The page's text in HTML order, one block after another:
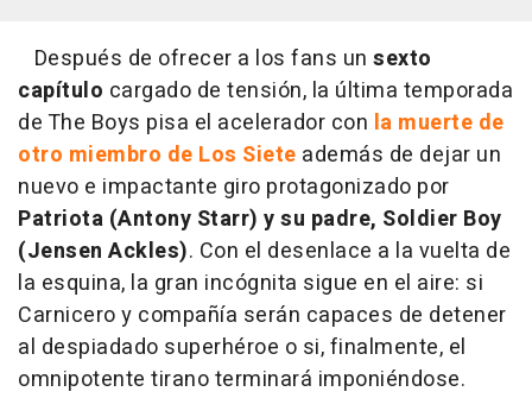
Después de ofrecer a los fans un sexto
capítulo cargado de tensión, la última temporada
de The Boys pisa el acelerador con la muerte de
otro miembro de Los Siete además de dejar un
nuevo e impactante giro protagonizado por
Patriota (Antony Starr) y su padre, Soldier Boy
(Jensen Ackles). Con el desenlace a la vuelta de
la esquina, la gran incógnita sigue en el aire: si
Carnicero y compañía serán capaces de detener
al despiadado superhéroe o si, finalmente, el
omnipotente tirano terminará imponiéndose.